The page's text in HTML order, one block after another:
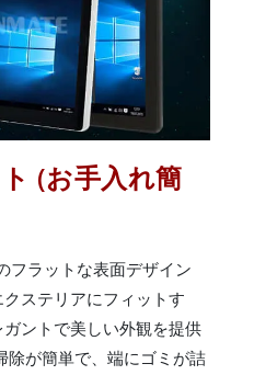
(お手入れ簡
フラットな表面デザイン
ステリアにフィットす
ントで美しい外観を提供
除が簡単で、端にゴミが詰